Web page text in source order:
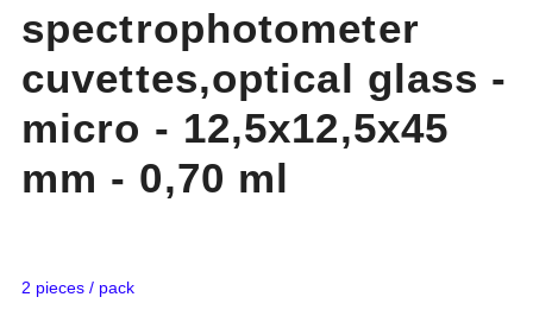
spectrophotometer
cuvettes,optical glass -
micro - 12,5x12,5x45
mm - 0,70 ml
2 pieces / pack